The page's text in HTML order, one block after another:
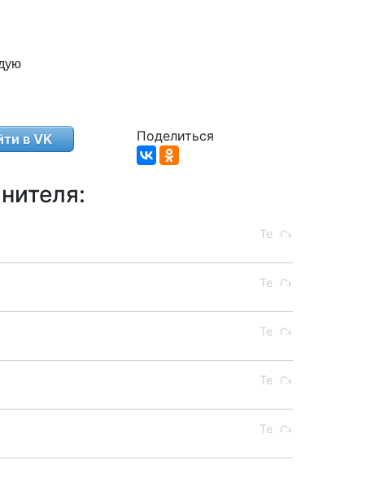
в VK Поделиться